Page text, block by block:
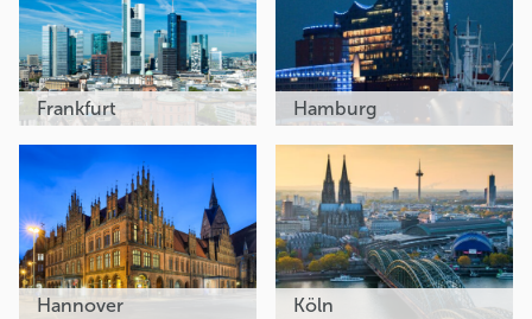
Frankfurt Hamburg
Hannover Köln